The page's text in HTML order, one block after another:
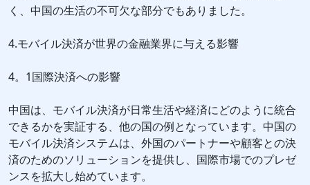
く、中国の生活の不可欠な部分でもありました。
4.モバイル決済が世界の金融業界に与える影響
4。1国際決済への影響
中国は、モバイル決済が日常生活や経済にどのように統合
できるかを実証する、他の国の例となっています。中国の
モバイル決済システムは、外国のパートナーや顧客との決
済のためのソリューションを提供し、国際市場でのプレゼ
ンスを拡大し始めています。